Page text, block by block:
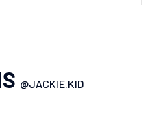
@JACKIE.KID